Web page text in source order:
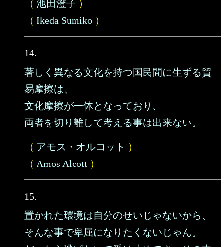
（ 池田澄子 ）
（ Ikeda Sumiko ）
14.
著しく異なる文化を持つ国民間に生ずる貿
易摩擦は、
文化摩擦が一体となっており、
両者を切り離して考える事は出来ない。
（ アモス・オルコット ）
（ Amos Alcott ）
15.
置かれた環境は自分のせいじゃないから、
そんな事で卑屈になりたくないじゃん。